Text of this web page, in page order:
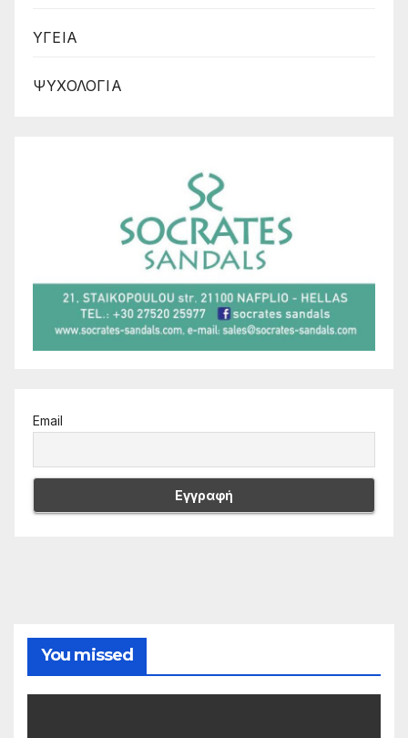
ΥΓΕΙΑ
ΨΥΧΟΛΟΓΙΑ
Email
You missed